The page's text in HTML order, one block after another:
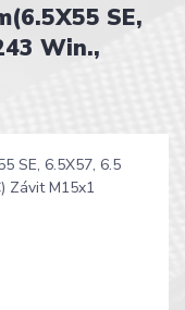
SE,
Win.,